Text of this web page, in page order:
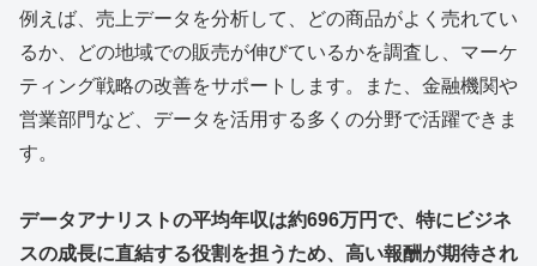
例えば、売上データを分析して、どの商品がよく売れてい
るか、どの地域での販売が伸びているかを調査し、マーケ
ティング戦略の改善をサポートします。また、金融機関や
営業部門など、データを活用する多くの分野で活躍できま
す。
データアナリストの平均年収は約696万円で、特にビジネ
スの成長に直結する役割を担うため、高い報酬が期待され